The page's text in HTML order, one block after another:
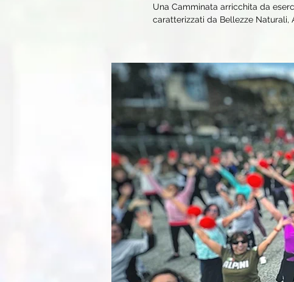
Una Camminata arricchita da
caratterizzati da Bellezze Naturali,